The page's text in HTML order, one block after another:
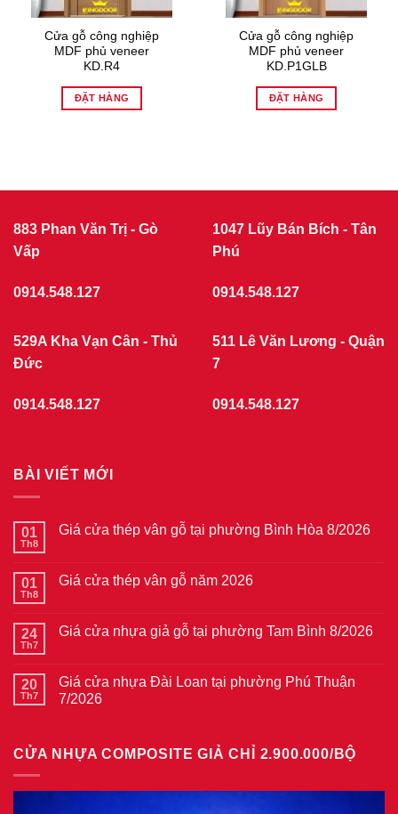
Cửa gỗ công nghiệp
MDF phủ veneer
KD.R4
ĐẶT HÀNG
Cửa gỗ công nghiệp
MDF phủ veneer
KD.P1GLB
ĐẶT HÀNG
883 Phan Văn Trị - Gò
Vấp
0914.548.127
1047 Lũy Bán Bích - Tân
Phú
0914.548.127
529A Kha Vạn Cân - Thủ
Đức
0914.548.127
511 Lê Văn Lương - Quận
7
0914.548.127
BÀI VIẾT MỚI
01
Th8
Giá cửa thép vân gỗ tại phường Bình Hòa 8/2026
luận
thép
vân
phường
Bình
Hòa
01
Th8
Giá cửa thép vân gỗ năm 2026
luận
thép
vân
gỗ
24
Th7
Giá cửa nhựa giả gỗ tại phường Tam Bình 8/2026
luận
ở
Giá
gỗ
20
Th7
Giá cửa nhựa Đài Loan tại phường Phú Thuận
7/2026
luận
ở
CỬA NHỰA COMPOSITE GIẢ CHỈ 2.900.000/BỘ